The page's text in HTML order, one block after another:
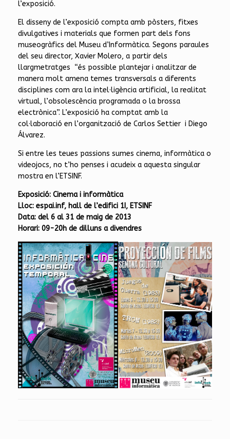
l’exposició.
El disseny de l’exposició compta amb pòsters, fitxes
divulgatives i materials que formen part dels fons
museogràfics del Museu d’Informàtica. Segons paraules
del seu director, Xavier Molero, a partir dels
llargmetratges “és possible plantejar i analitzar de
manera molt amena temes transversals a diferents
disciplines com ara la intel·ligència artificial, la realitat
virtual, l’obsolescència programada o la brossa
electrònica”. L’exposició ha comptat amb la
col·laboració en l’organització de Carlos Settier i Diego
Álvarez.
Si entre les teues passions sumes cinema, informàtica o
videojocs, no t’ho penses i acudeix a aquesta singular
mostra en l’ETSINF.
Exposició: Cinema i informàtica
Lloc: espai.inf, hall de l’edifici 1I, ETSINF
Data: del 6 al 31 de maig de 2013
Horari: 09-20h de dilluns a divendres